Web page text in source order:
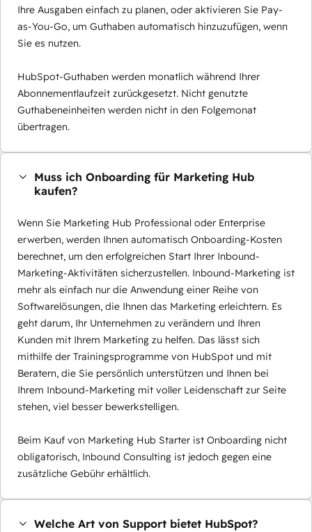
Ihre Ausgaben einfach zu planen, oder aktivieren Sie Pay-
as-You-Go, um Guthaben automatisch hinzuzufügen, wenn
Sie es nutzen.
HubSpot-Guthaben werden monatlich während Ihrer
Abonnementlaufzeit zurückgesetzt. Nicht genutzte
Guthabeneinheiten werden nicht in den Folgemonat
übertragen.
Muss ich Onboarding für Marketing Hub
kaufen?
Wenn Sie Marketing Hub Professional oder Enterprise
erwerben, werden Ihnen automatisch Onboarding-Kosten
berechnet, um den erfolgreichen Start Ihrer Inbound-
Marketing-Aktivitäten sicherzustellen. Inbound-Marketing ist
mehr als einfach nur die Anwendung einer Reihe von
Softwarelösungen, die Ihnen das Marketing erleichtern. Es
geht darum, Ihr Unternehmen zu verändern und Ihren
Kunden mit Ihrem Marketing zu helfen. Das lässt sich
mithilfe der Trainingsprogramme von HubSpot und mit
Beratern, die Sie persönlich unterstützen und Ihnen bei
Ihrem Inbound-Marketing mit voller Leidenschaft zur Seite
stehen, viel besser bewerkstelligen.
Beim Kauf von Marketing Hub Starter ist Onboarding nicht
obligatorisch, Inbound Consulting ist jedoch gegen eine
zusätzliche Gebühr erhältlich.
Welche Art von Support bietet HubSpot?